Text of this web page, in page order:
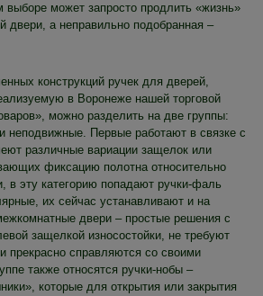
выборе может запросто продлить «жизнь»
двери, а неправильно подобранная –
конструкций ручек для дверей,
в Воронеже нашей торговой
можно разделить на две группы:
неподвижные. Первые работают в связке с
различные вариации защелок или
фиксацию полотна относительно
в эту категорию попадают ручки-фаль
их сейчас устанавливают и на
двери – простые решения с
защелкой износостойки, не требуют
прекрасно справляются со своими
также относятся ручки-нобы –
которые для открытия или закрытия